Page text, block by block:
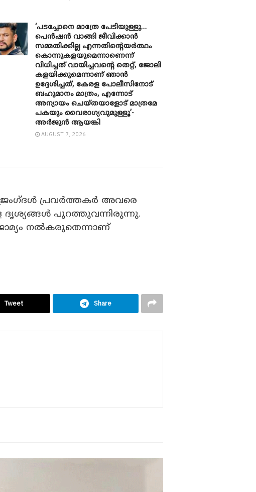
‘പടച്ചോനെ മാത്രേ പേടിയുള്ളു…
പെൻഷൻ വാങ്ങി ജീവിക്കാൻ
സമ്മതിക്കില്ല എന്നതിന്റെയർത്ഥം
കൊന്നുകളയുമെന്നാണെന്ന്
വിധിച്ചത് വായിച്ചവന്റെ തെറ്റ്, ജോലി
കളയിക്കുമെന്നാണ് ഞാൻ
ഉദ്ദേശിച്ചത്, കേരള പോലീസിനോട്
ബഹുമാനം മാത്രം, എന്നോട്
അന്യായം ചെയ്തയാളോട് മാത്രമേ
പകയും വൈരാഗ്യവുമുള്ളൂ’-
അർജുൻ ആയങ്കി
AUGUST 7, 2026
പ്രവർത്തകർ അവരെ
ദൃശ്യങ്ങൾ പുറത്തുവന്നിരുന്നു.
നല്‍കരുതെന്നാണ്
Tweet Share